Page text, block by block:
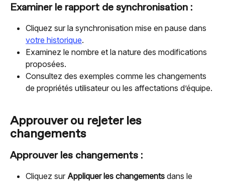
Examiner le rapport de synchronisation :
Cliquez sur la synchronisation mise en pause dans
votre historique.
Examinez le nombre et la nature des modifications
proposées.
Consultez des exemples comme les changements
de propriétés utilisateur ou les affectations d’équipe.
Approuver ou rejeter les
changements
Approuver les changements :
Cliquez sur Appliquer les changements dans le